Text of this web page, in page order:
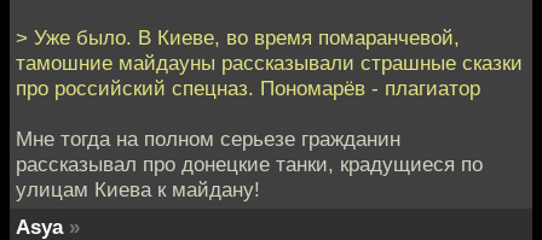
> Уже было. В Киеве, во время помаранчевой,
тамошние майдауны рассказывали страшные сказки
про российский спецназ. Пономарёв - плагиатор
Мне тогда на полном серьезе гражданин
рассказывал про донецкие танки, крадущиеся по
улицам Киева к майдану!
Asya »